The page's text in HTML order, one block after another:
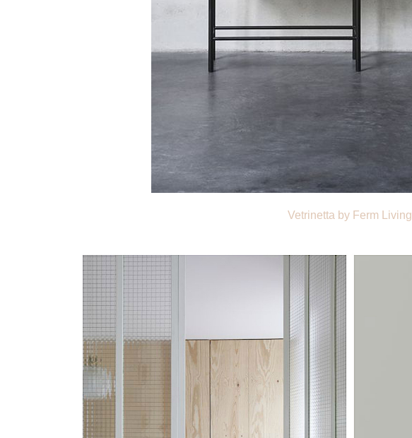
Vetrinetta by Ferm Living